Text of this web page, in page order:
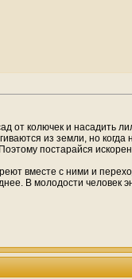
от колючек и
из земли, но
постарайся
вместе с ними и
В молодости человек